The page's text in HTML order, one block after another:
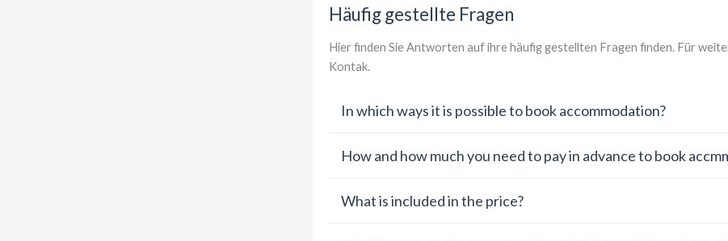
Häufig gestellte Fragen
Hier finden Sie Antworten auf ihre häufig gestellten Fragen finden. Für
Kontak.
In which ways it is possible to book accommodation?
How and how much you need to pay in advance to book
What is included in the price?